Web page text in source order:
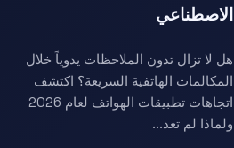
الاصطناعي
هل لا تزال تدون الملاحظات يدوياً خلال
المكالمات الهاتفية السريعة؟ اكتشف
اتجاهات تطبيقات الهواتف لعام 2026
ولماذا لم تعد...